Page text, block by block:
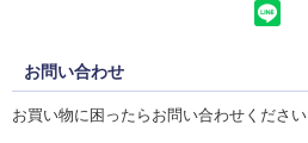
お問い合わせ
お買い物に困ったらお問い合わせください